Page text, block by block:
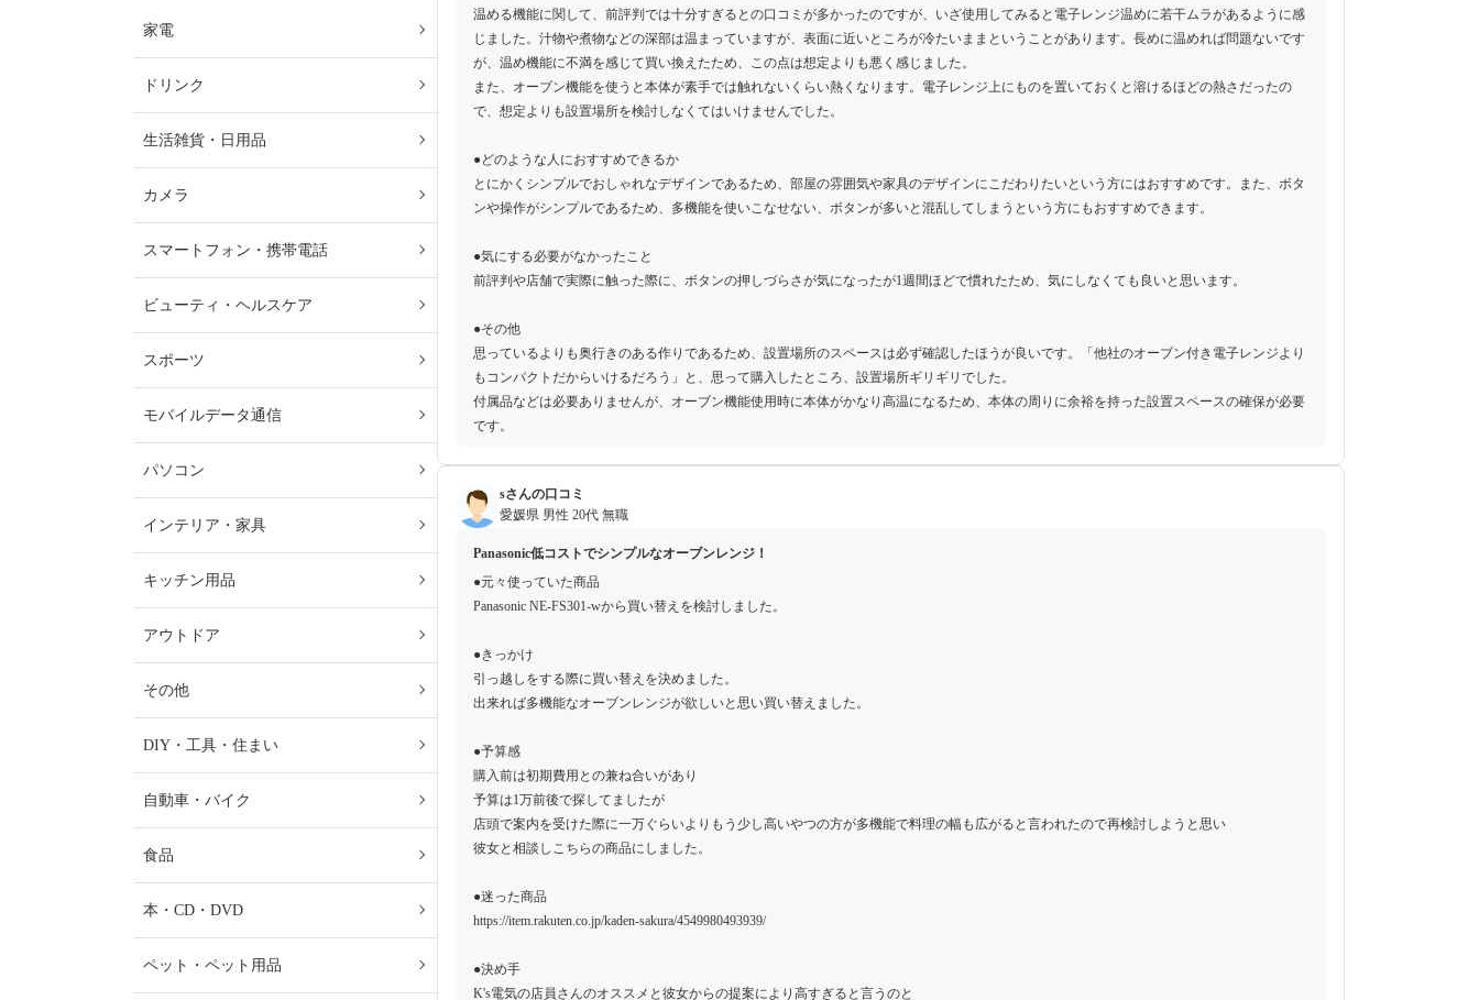
温める機能に関して、前評判では十分すぎるとの口コミが多かったのですが、いざ使用してみると電子レンジ温めに若干ムラがあるように感
じました。汁物や煮物などの深部は温まっていますが、表面に近いところが冷たいままということがあります。長めに温めれば問題ないです
が、温め機能に不満を感じて買い換えたため、この点は想定よりも悪く感じました。
また、オーブン機能を使うと本体が素手では触れないくらい熱くなります。電子レンジ上にものを置いておくと溶けるほどの熱さだったの
で、想定よりも設置場所を検討しなくてはいけませんでした。
●どのような人におすすめできるか
とにかくシンプルでおしゃれなデザインであるため、部屋の雰囲気や家具のデザインにこだわりたいという方にはおすすめです。また、ボタ
ンや操作がシンプルであるため、多機能を使いこなせない、ボタンが多いと混乱してしまうという方にもおすすめできます。
●気にする必要がなかったこと
前評判や店舗で実際に触った際に、ボタンの押しづらさが気になったが1週間ほどで慣れたため、気にしなくても良いと思います。
●その他
思っているよりも奥行きのある作りであるため、設置場所のスペースは必ず確認したほうが良いです。「他社のオーブン付き電子レンジより
もコンパクトだからいけるだろう」と、思って購入したところ、設置場所ギリギリでした。
付属品などは必要ありませんが、オーブン機能使用時に本体がかなり高温になるため、本体の周りに余裕を持った設置スペースの確保が必要
です。
sさんの口コミ
愛媛県 男性 20代 無職
Panasonic低コストでシンプルなオーブンレンジ！
●元々使っていた商品
Panasonic NE-FS301-wから買い替えを検討しました。
●きっかけ
引っ越しをする際に買い替えを決めました。
出来れば多機能なオーブンレンジが欲しいと思い買い替えました。
●予算感
購入前は初期費用との兼ね合いがあり
予算は1万前後で探してましたが
店頭で案内を受けた際に一万ぐらいよりもう少し高いやつの方が多機能で料理の幅も広がると言われたので再検討しようと思い
彼女と相談しこちらの商品にしました。
●迷った商品
https://item.rakuten.co.jp/kaden-sakura/4549980493939/
●決め手
K's電気の店員さんのオススメと彼女からの提案により高すぎると言うのと
家電
ドリンク
生活雑貨・日用品
カメラ
スマートフォン・携帯電話
ビューティ・ヘルスケア
スポーツ
モバイルデータ通信
パソコン
インテリア・家具
キッチン用品
アウトドア
その他
DIY・工具・住まい
自動車・バイク
食品
本・CD・DVD
ペット・ペット用品